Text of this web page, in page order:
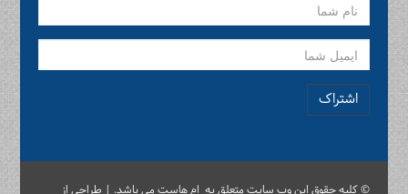
اشتراک
© کلیه حقوق این وب سایت متعلق به ام هاست می باشد. | طراحی از